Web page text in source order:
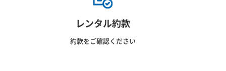
レンタル約款
約款をご確認ください